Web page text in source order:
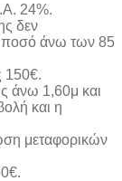
24%.
δεν
ποσό άνω των 85
150€.
άνω 1,60μ και
και η
μεταφορικών